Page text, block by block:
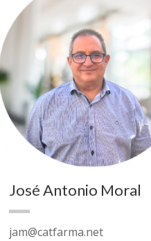
José Antonio Moral
jam@catfarma.net